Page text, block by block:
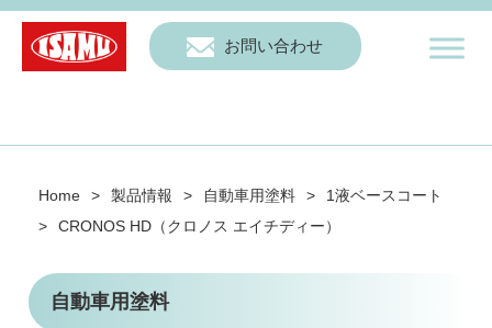
お問い合わせ
Home > 製品情報 > 自動車用塗料 >
1液ベースコート
>
CRONOS HD（クロノス エイチディー）
自動車用塗料